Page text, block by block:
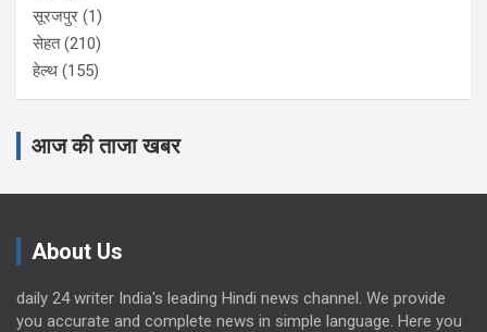
सूरजपुर (1)
सेहत(210)
हेल्थ (155)
आज की ताजा खबर
About Us
daily 24 writer India's leading Hindi news channel. We provide
you accurate and complete news in simple language. Here you